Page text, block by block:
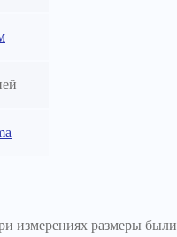
измерениях размеры были